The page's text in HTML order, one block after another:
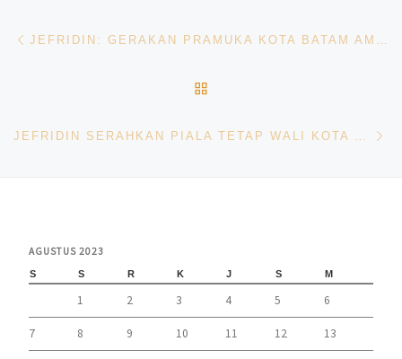
Navigasi pos
AGUSTUS 2023
S S R K J S M
1 2 3 4 5 6
7 8 9 10 11 12 13